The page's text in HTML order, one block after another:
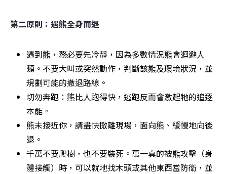
第二原則：遇熊全身而退
遇到熊，務必要先冷靜，因為多數情況熊會迴避人
類。不要大叫或突然動作，判斷該熊及環境狀況，並
規劃可能的撤退路線。
切勿奔跑：熊比人跑得快，逃跑反而會激起牠的追逐
本能。
熊未接近你，請盡快撤離現場，面向熊、緩慢地向後
退。
千萬不要爬樹，也不要裝死。萬一真的被熊攻擊（身
體接觸）時，可以就地找木頭或其他東西當防衛，並